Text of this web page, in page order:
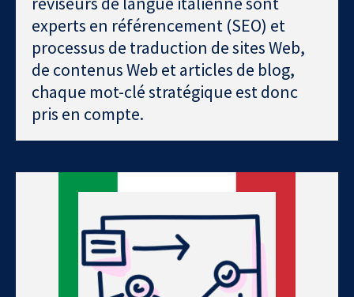
experts en référencement (SEO) et
processus de traduction de sites Web,
de contenus Web et articles de blog,
chaque mot-clé stratégique est donc
pris en compte.